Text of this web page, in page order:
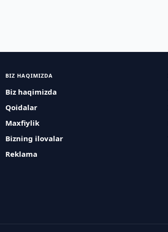
BIZ HAQIMIZDA
Biz haqimizda
Qoidalar
Maxfiylik
Bizning ilovalar
Reklama